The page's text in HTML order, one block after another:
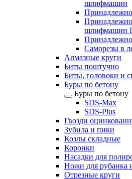
шлифмашин
шлифмашин
Саморезы в
Алмазные круги
Биты поштучно
Биты, головоки и
Буры по бетону
Буры по бетону
SDS-Max
SDS-Plus
Гвозди
Зубила и пики
Козлы складные
Коронки
Насадки для
Ножи для рубанка
Отрезные круги